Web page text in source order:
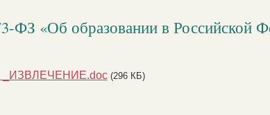
ФЗ «Об образовании в Российской
_ИЗВЛЕЧЕНИЕ.doc (296 КБ)